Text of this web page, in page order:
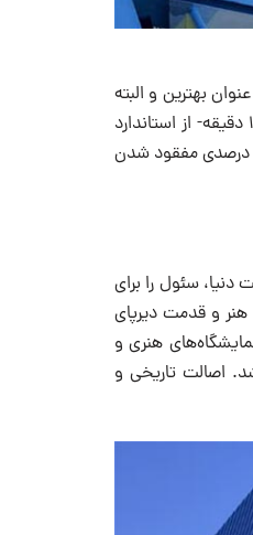
که از سال ۲۰۰۵ تا سال ۲۰۱۳ برای ۹ سال پیاپی، عنوان بهترین و البته
تمیز ترین فرودگاه جهان را به خود اختصاص داد. با کاهش دادن تشریفات پروازهای خروجی به ۱۹ دقیقه- از استاندارد
جهانی ۶۰ دقیقه- و پروازهای ورودی به ۱۲ دقیقه- از استاندارد جهانی ۴۵ دقیقه- و آمار یک ۰,۰۰۰۱ درصدی مفقود شدن
سئول را برای
و قدمت دیرپای
هنری و
طراحی شهری شد. اصالت تاریخی و